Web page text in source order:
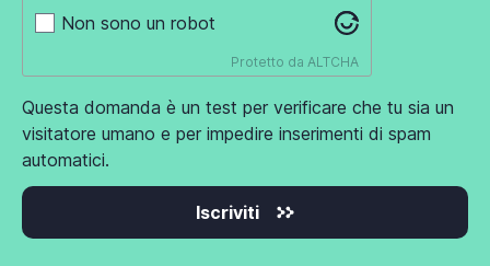
Non sono un robot
Protetto da ALTCHA
Questa domanda è un test per verificare che tu sia un
visitatore umano e per impedire inserimenti di spam
automatici.
Iscriviti